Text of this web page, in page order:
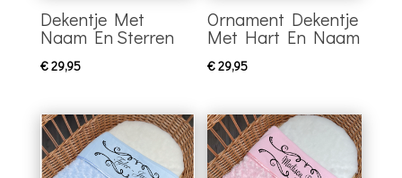
Dekentje Met
Naam En Sterren
€29,95
Ornament Dekentje
Met Hart En Naam
€29,95